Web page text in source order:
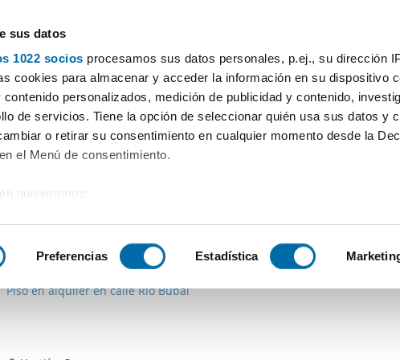
sus datos
1022 socios procesamos sus datos personales, p.ej., su dirección
cookies para almacenar y acceder la información en su dispositivo
personalizados, medición de publicidad y contenido,
de servicios. Tiene la opción de seleccionar quién usa sus datos y
o retirar su consentimiento en cualquier momento desde la
el Menú de consentimiento.
quisiéramos:
analizándolo activamente para buscar características
sobre cómo se procesan sus datos personales y establezca
cookies.
Preferencias Estadística
Square meters Bedrooms More filters -
2 4 Bd. 2 Bathrooms
Piso en alquiler en calle Rio Bubal